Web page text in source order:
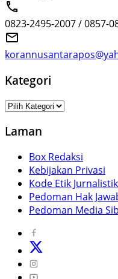
0823-2495-2007 / 0857-
Kategori
Kategori
Laman
Box Redaksi
Kebijakan Privasi
Kode Etik Jurnalistik
Pedoman Hak
Pedoman Media